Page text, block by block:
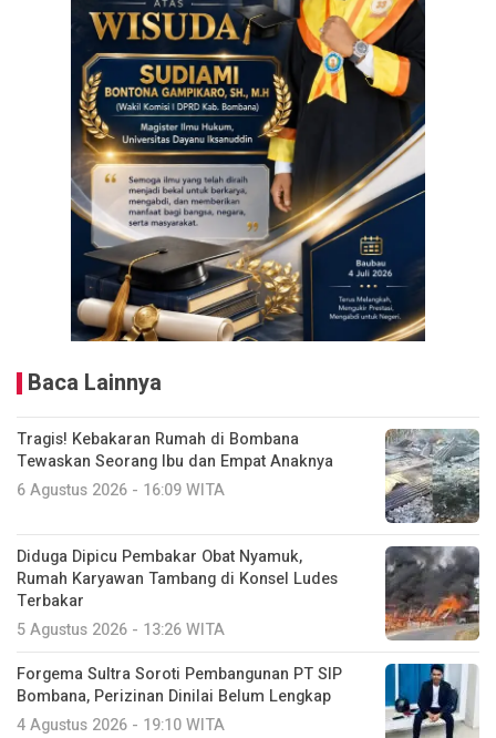
Baca Lainnya
Tragis! Kebakaran Rumah di Bombana
Tewaskan Seorang Ibu dan Empat Anaknya
6 Agustus 2026 - 16:09 WITA
Diduga Dipicu Pembakar Obat Nyamuk,
Rumah Karyawan Tambang di Konsel Ludes
Terbakar
5 Agustus 2026 - 13:26 WITA
Forgema Sultra Soroti Pembangunan PT SIP
Bombana, Perizinan Dinilai Belum Lengkap
4 Agustus 2026 - 19:10 WITA